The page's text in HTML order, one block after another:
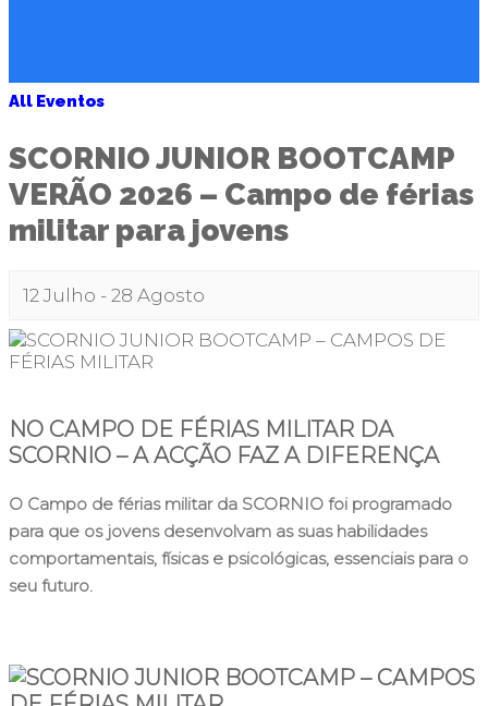
All Eventos
SCORNIO JUNIOR BOOTCAMP
VERÃO 2026 – Campo de férias
militar para jovens
12 Julho - 28 Agosto
NO CAMPO DE FÉRIAS MILITAR DA
SCORNIO – A ACÇÃO FAZ A DIFERENÇA
O Campo de férias militar da SCORNIO foi programado
para que os jovens desenvolvam as suas habilidades
comportamentais, físicas e psicológicas, essenciais para o
seu futuro.